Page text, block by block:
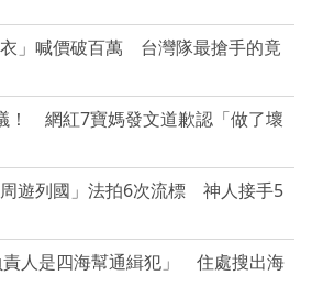
」喊價破百萬 台灣隊最搶手的竟
！ 網紅7寶媽發文道歉認「做了壞
遊列國」法拍6次流標 神人接手5
責人是四海幫通緝犯」 住處搜出海